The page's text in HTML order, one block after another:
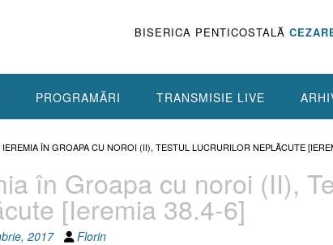
BISERICA PENTICOSTALĂ
PROGRAMĂRI TRANSMISIE LIVE
IEREMIA ÎN GROAPA CU NOROI (II), TESTUL LUCRURILOR NEPLĂCUTE
în Groapa cu noroi (II),
[Ieremia 38.4-6]
2017 Florin